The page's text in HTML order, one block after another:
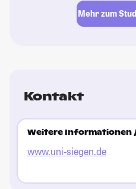
Mehr zum
Kontakt
Weitere Informationen
www.uni-siegen.de